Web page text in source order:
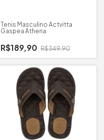
Tenis Masculino Actvitta
Gaspea Athena
R$189,90 R$349,90